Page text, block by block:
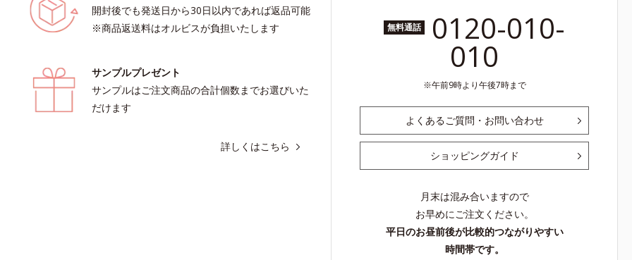
開封後でも発送日から30日以内であれば返品可能
※商品返送料はオルビスが負担いたします
サンプルプレゼント
サンプルはご注文商品の合計個数までお選びいた
だけます
詳しくはこちら
無料通話 0120-010-
010
午前9時より午後7時まで
よくあるご質問・お問い合わせ
ショッピングガイド
月末は混み合いますので
お早めにご注文ください。
平日のお昼前後が比較的つながりやすい
時間帯です。